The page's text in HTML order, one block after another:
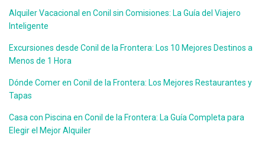
Alquiler Vacacional en Conil sin Comisiones: La Guía del Viajero
Inteligente
Excursiones desde Conil de la Frontera: Los 10 Mejores Destinos a
Menos de 1 Hora
Dónde Comer en Conil de la Frontera: Los Mejores Restaurantes y
Tapas
Casa con Piscina en Conil de la Frontera: La Guía Completa para
Elegir el Mejor Alquiler